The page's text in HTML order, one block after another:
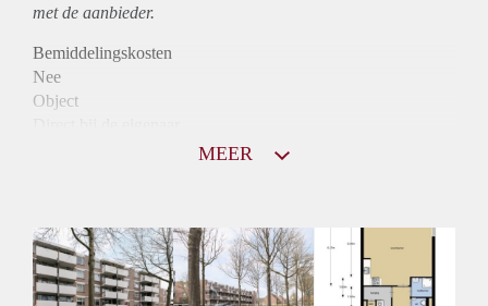
met de aanbieder.
Bemiddelingskosten
Nee
Object
Huurtoeslag
Niet mogelijk
Inkomen eis
MEER